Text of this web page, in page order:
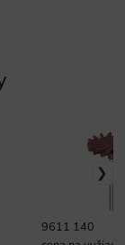
9611 140